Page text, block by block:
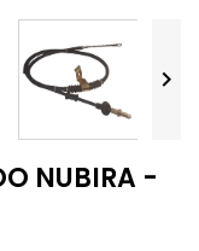


NUBIRA -